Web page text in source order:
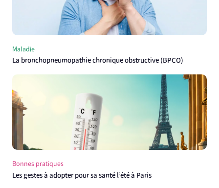
Maladie
La bronchopneumopathie chronique obstructive (BPCO)
Bonnes pratiques
Les gestes à adopter pour sa santé l’été à Paris